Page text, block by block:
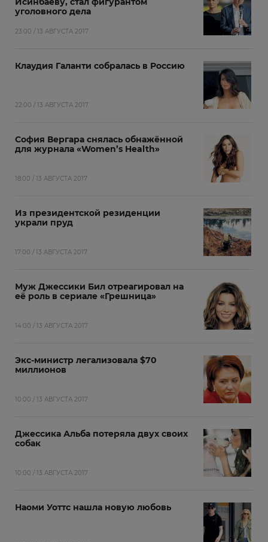
уголовного дела
23:00 / 13 АВГУСТА 2017
Клаудия Галанти собралась в Россию
22:00 / 13 АВГУСТА 2017
София Вергара снялась обнажённой
для журнала «Women’s Health»
18:00 / 13 АВГУСТА 2017
Из президентской резиденции
украли пруд
17:00 / 13 АВГУСТА 2017
Муж Джессики Бил отреагировал на
её роль в сериале «Грешница»
14:00 / 13 АВГУСТА 2017
Экс-министр легализовала $70
миллионов
10:00 / 13 АВГУСТА 2017
Джессика Альба потеряла двух своих
собак
10:00 / 13 АВГУСТА 2017
Наоми Уоттс нашла новую любовь